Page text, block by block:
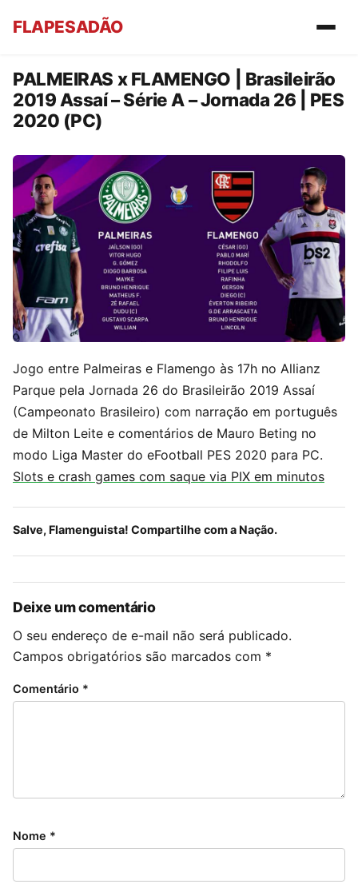
FLAPESADÃO
PALMEIRAS x FLAMENGO | Brasileirão
2019 Assaí – Série A – Jornada 26 | PES
2020 (PC)
Jogo entre Palmeiras e Flamengo às 17h no Allianz
Parque pela Jornada 26 do Brasileirão 2019 Assaí
(Campeonato Brasileiro) com narração em português
de Milton Leite e comentários de Mauro Beting no
modo Liga Master do eFootball PES 2020 para PC.
Slots e crash games com saque via PIX em minutos
Salve, Flamenguista! Compartilhe com a Nação.
Deixe um comentário
O seu endereço de e-mail não será publicado.
Campos obrigatórios são marcados com *
Comentário *
Nome *